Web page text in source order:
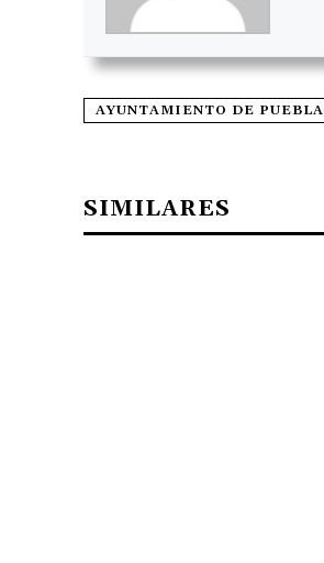
AYUNTAMIENTO DE PUEBLA
SIMILARES